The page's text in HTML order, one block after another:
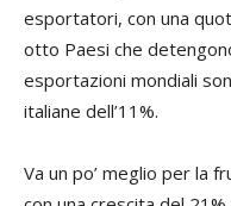
esportatori, con una
otto Paesi che
esportazioni mondiali
italiane dell’11%.
Va un po’ meglio per la